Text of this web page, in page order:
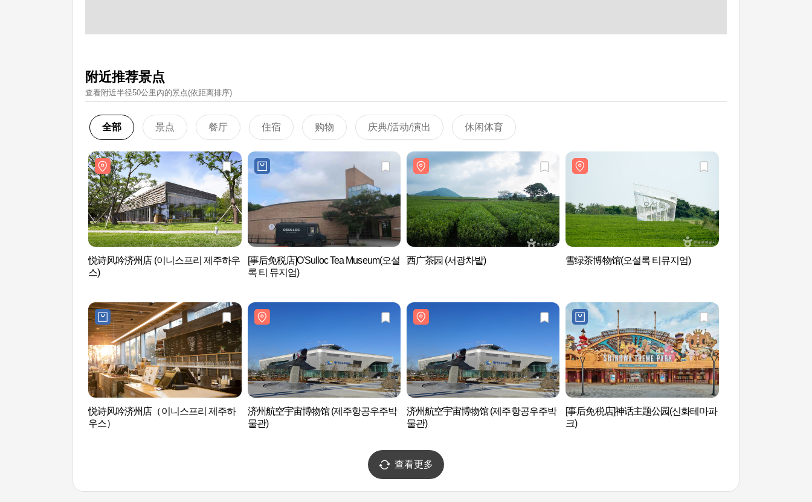
附近推荐景点
查看附近半径50公里內的景点(依距离排序)
全部 景点 餐厅 住宿 购物 庆典/活动/演出 休闲体育
悦诗风吟济州店 (이니스프리 제주하우
스)
[事后免税店]O'Sulloc Tea Museum(오설
록 티 뮤지엄)
西广茶园 (서광차밭) 雪绿茶博物馆(오설록 티뮤지엄)
悦诗风吟济州店（이니스프리 제주하
우스）
济州航空宇宙博物馆 (제주항공우주박
물관)
济州航空宇宙博物馆 (제주항공우주박
물관)
[事后免税店]神话主题公园(신화테마파
크)
查看更多